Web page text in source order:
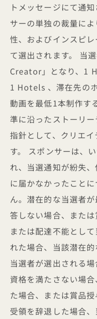
トメッセージにて通
サーの単独の裁量に
性、およびインスピ
て選出されます。 当
Creator」となり、1
1 Hotels 、滞在先の
動画を最低1本制作す
準に沿ったストーリ
指針として、クリエ
す。 スポンサーは、
れ、当選通知が紛失
に届かなかったこと
ん。潜在的な当選者
答しない場合、また
または配達不能とし
れた場合、当該潜在
当選者が選出される
資格を満たさない場
た場合、または賞品
受領を辞退した場合